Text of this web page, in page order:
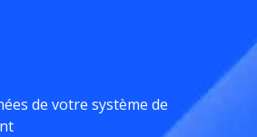
de votre système de